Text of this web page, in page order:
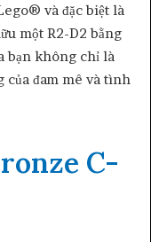
và đặc biệt là
một R2-D2 bằng
bạn không chỉ là
của đam mê và tình
C-